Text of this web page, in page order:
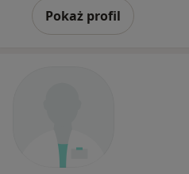
Pokaż profil